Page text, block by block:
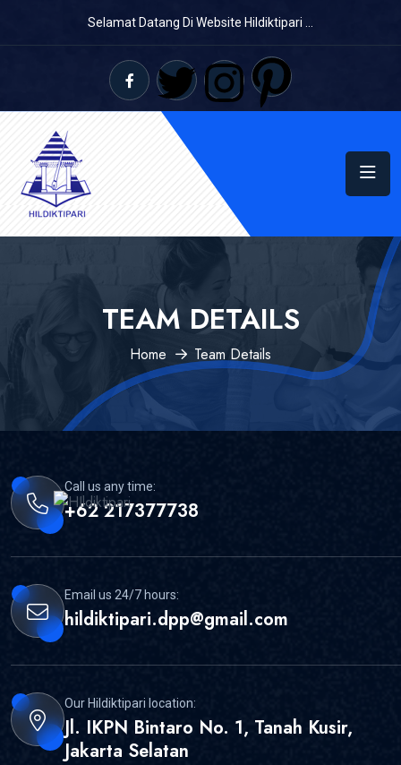
Selamat Datang Di Website Hildiktipari ...
TEAM DETAILS
Home Team Details
Call us any time:
+62 217377738
Email us 24/7 hours:
hildiktipari.dpp@gmail.com
Our Hildiktipari location:
Jl. IKPN Bintaro No. 1, Tanah Kusir,
Jakarta Selatan